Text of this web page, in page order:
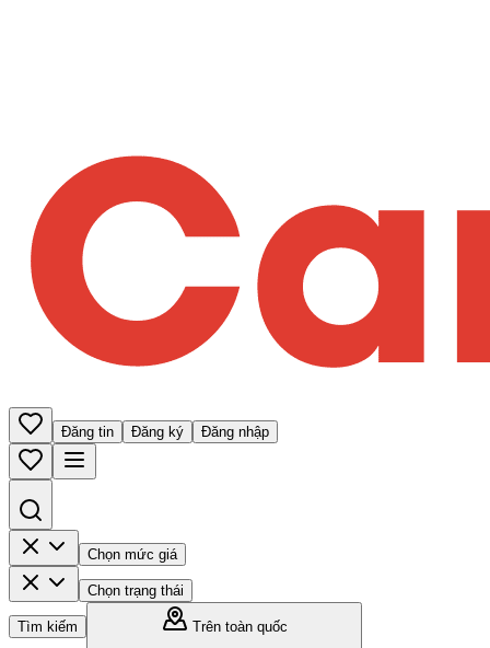
Đăng tin Đăng ký Đăng nhập
Chọn mức giá
Chọn trạng thái
Tìm kiếm
Trên toàn quốc